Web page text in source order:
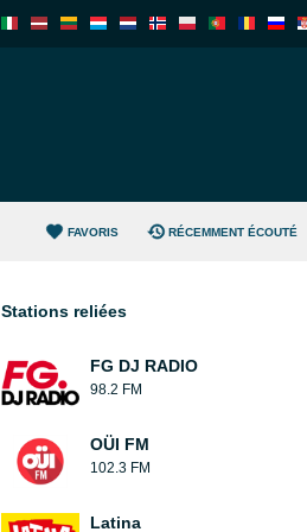
FAVORIS RÉCEMMENT ÉCOUTÉ
Stations reliées
FG DJ RADIO
98.2 FM
OÜI FM
102.3 FM
Latina